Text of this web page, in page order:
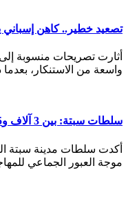
تصعيد خطير.. كاهن
أثارت تصريحات منسوبة
واسعة من الاستنكار،
سلطات سبتة: بين 3 آلاف و5 آلاف مهاجر ما زالوا داخل المدينة
أكدت سلطات مدينة سبتة
موجة العبور الجماعي